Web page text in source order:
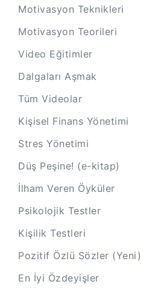
Motivasyon Teknikleri
Motivasyon Teorileri
Video Eğitimler
Dalgaları Aşmak
Tüm Videolar
Kişisel Finans Yönetimi
Stres Yönetimi
Düş Peşine! (e-kitap)
İlham Veren Öyküler
Psikolojik Testler
Kişilik Testleri
Pozitif Özlü Sözler (Yeni)
En İyi Özdeyişler